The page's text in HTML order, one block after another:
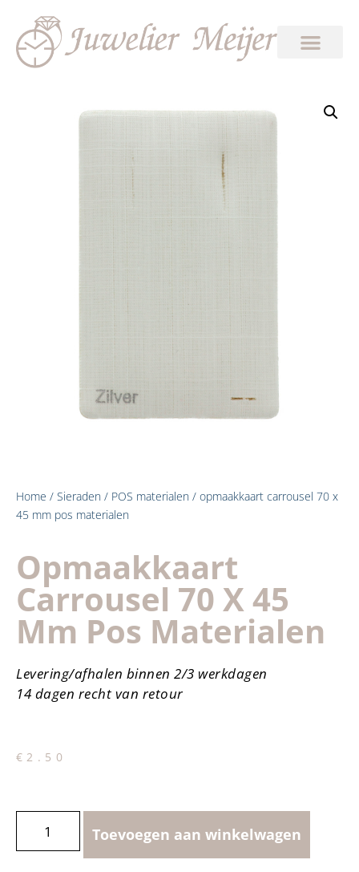
Home / Sieraden / POS materialen / opmaakkaart carrousel 70 x
45 mm pos materialen
Opmaakkaart
Carrousel 70 X 45
Mm Pos Materialen
Levering/afhalen binnen 2/3 werkdagen
14 dagen recht van retour
€ 2.50
Toevoegen aan winkelwagen